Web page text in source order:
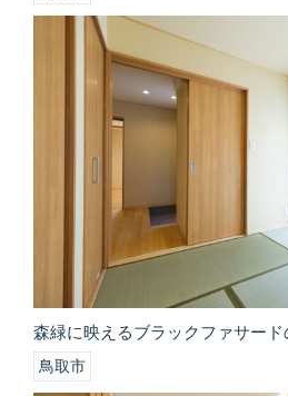
森緑に映えるブラックファサード
鳥取市